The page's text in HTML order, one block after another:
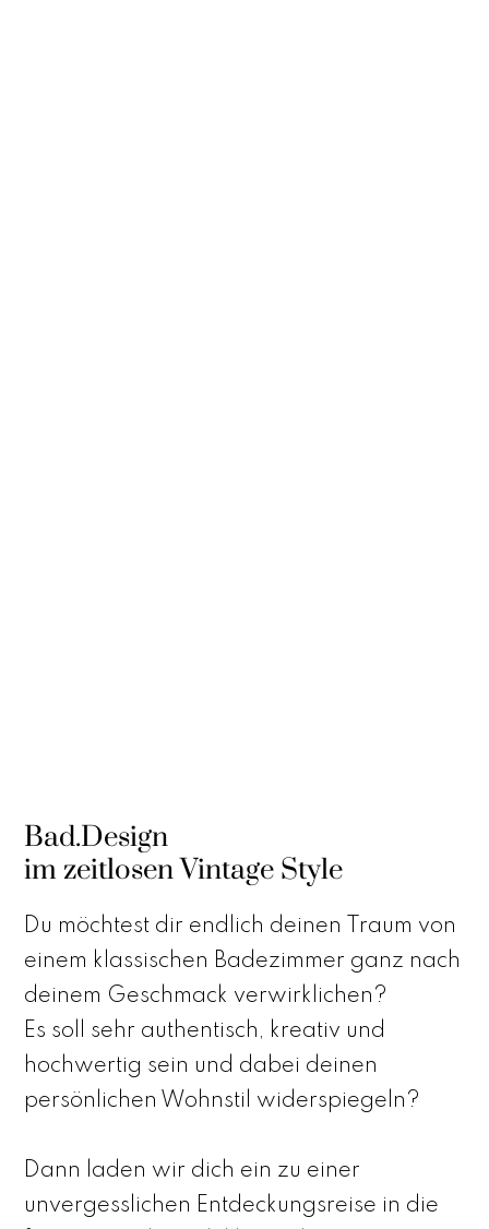
Bad.Design
im zeitlosen Vintage Style
Du möchtest dir endlich deinen Traum von
einem klassischen Badezimmer ganz nach
deinem Geschmack verwirklichen?
Es soll sehr authentisch, kreativ und
hochwertig sein und dabei deinen
persönlichen Wohnstil widerspiegeln?
Dann laden wir dich ein zu einer
unvergesslichen Entdeckungsreise in die